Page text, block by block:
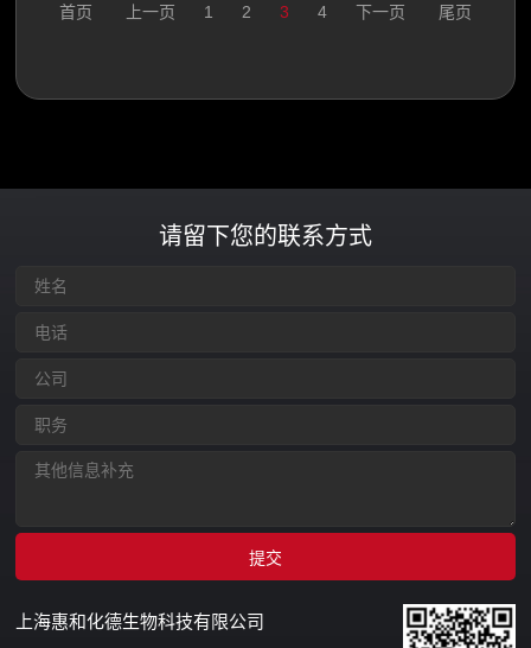
首页 上一页 1 2 3 4 下一页 尾页
请留下您的联系方式
上海惠和化德生物科技有限公司